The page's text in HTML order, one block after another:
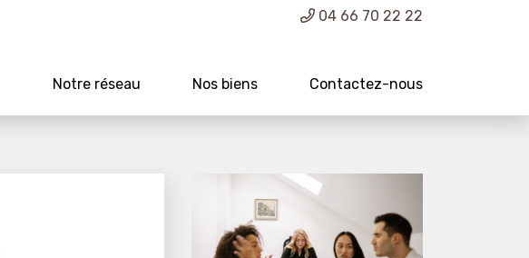
04 66 70 22 22
Notre réseau Nos biens Contactez-nous